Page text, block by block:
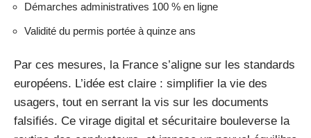
Démarches administratives 100 % en ligne
Validité du permis portée à quinze ans
Par ces mesures, la France s’aligne sur les standards
européens. L’idée est claire : simplifier la vie des
usagers, tout en serrant la vis sur les documents
falsifiés. Ce virage digital et sécuritaire bouleverse la